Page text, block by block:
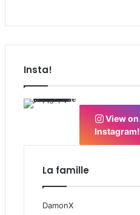
Insta!
View on
Instagram!
La famille
DamonX